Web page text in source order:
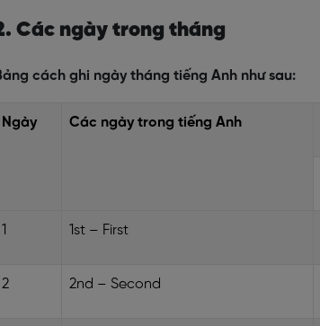
Các ngày trong tháng
cách ghi ngày tháng tiếng Anh như sau:
Ngày Các ngày trong tiếng Anh
1 1st – First
2 2nd – Second